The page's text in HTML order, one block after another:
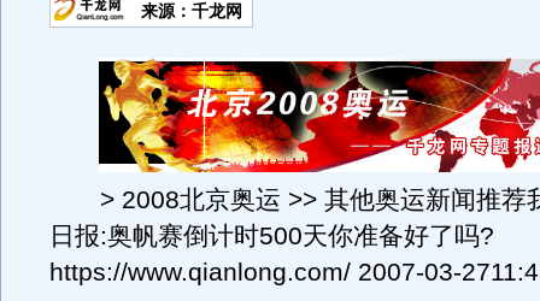
来源：千龙网
> 2008北京奥运 >> 其他奥运新闻推荐
日报:奥帆赛倒计时500天你准备好了吗?
https://www.qianlong.com/ 2007-03-